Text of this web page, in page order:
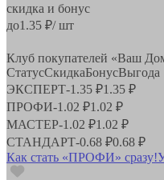
скидка и бонус
до1.35 ₽/ шт
Клуб покупателей «Ваш
СтатусСкидкаБонусВыгода
ЭКСПЕРТ-1.35 ₽1.35 ₽
ПРОФИ-1.02 ₽1.02 ₽
МАСТЕР-1.02 ₽1.02 ₽
СТАНДАРТ-0.68 ₽0.68 ₽
Как стать «ПРОФИ» сразу!